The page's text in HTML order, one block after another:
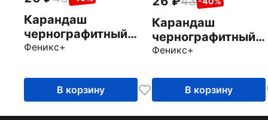
Карандаш
чернографитный
Жираф, 3B
Феникс+
В корзину
Карандаш
чернографитный
Жираф, B
Феникс+
В корзину